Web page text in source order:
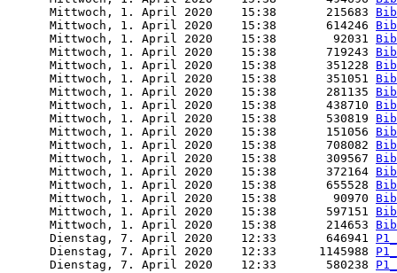
      Mittwoch, 1. April 2020    15:38       215683
      Mittwoch, 1. April 2020    15:38       614246
      Mittwoch, 1. April 2020    15:38        92031
      Mittwoch, 1. April 2020    15:38       719243
      Mittwoch, 1. April 2020    15:38       351228
      Mittwoch, 1. April 2020    15:38       351051
      Mittwoch, 1. April 2020    15:38       281135
      Mittwoch, 1. April 2020    15:38       438710
      Mittwoch, 1. April 2020    15:38       530819
      Mittwoch, 1. April 2020    15:38       151056
      Mittwoch, 1. April 2020    15:38       708082
      Mittwoch, 1. April 2020    15:38       309567
      Mittwoch, 1. April 2020    15:38       372164
      Mittwoch, 1. April 2020    15:38       655528
      Mittwoch, 1. April 2020    15:38        90970
      Mittwoch, 1. April 2020    15:38       597151
      Mittwoch, 1. April 2020    15:38       214653
      Dienstag, 7. April 2020    12:33       646941
      Dienstag, 7. April 2020    12:33      1145988
      Dienstag, 7. April 2020    12:33       580238